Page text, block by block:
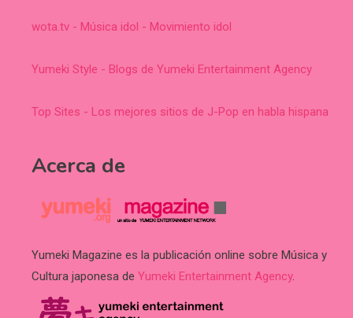
wota.tv - Música idol - Movimiento idol
Yumeki Style - Blogs de Yumeki Entertainment Agency
Top Sites - Los mejores sitios de J-Pop en habla hispana
Acerca de
Yumeki Magazine es la publicación online sobre Música y
Cultura japonesa de Yumeki Entertainment Agency.